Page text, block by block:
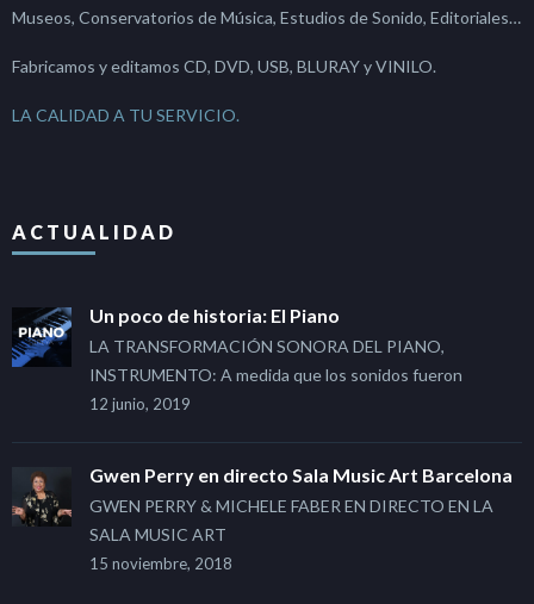
Museos, Conservatorios de Música, Estudios de Sonido, Editoriales…
Fabricamos y editamos CD, DVD, USB, BLURAY y VINILO.
LA CALIDAD A TU SERVICIO.
ACTUALIDAD
Un poco de historia: El Piano
LA TRANSFORMACIÓN SONORA DEL PIANO,
INSTRUMENTO: A medida que los sonidos fueron
12 junio, 2019
Gwen Perry en directo Sala Music Art Barcelona
GWEN PERRY & MICHELE FABER EN DIRECTO EN LA
SALA MUSIC ART
15 noviembre, 2018